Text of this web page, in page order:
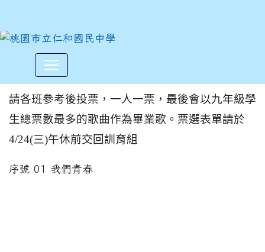
仁和國中第50屆畢業歌票選
請各班參考後投票，一人一票，最後會以九年級學
生總票數最多的歌曲作為畢業歌。票選表單請於
4/24(三)午休前交回訓育組
序號 01 我們青春